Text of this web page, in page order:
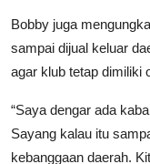
Bobby juga
sampai dijual keluar
agar klub tetap dimiliki
“Saya dengar ada
Sayang kalau itu
kebanggaan daerah.